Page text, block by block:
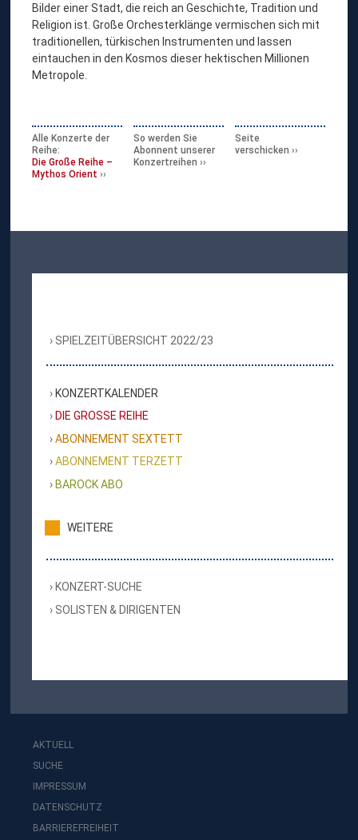
Bilder einer Stadt, die reich an Geschichte, Tradition und
Religion ist. Große Orchesterklänge vermischen sich mit
traditionellen, türkischen Instrumenten und lassen
eintauchen in den Kosmos dieser hektischen Millionen
Metropole.
Alle Konzerte der
Reihe:
Die Große Reihe –
Mythos Orient
So werden Sie
Abonnent unserer
Konzertreihen
Seite
verschicken
SPIELZEITÜBERSICHT 2022/23
KONZERTKALENDER
DIE GROSSE REIHE
ABONNEMENT SEXTETT
ABONNEMENT TERZETT
BAROCK ABO
WEITERE
KONZERT-SUCHE
SOLISTEN & DIRIGENTEN
AKTUELL
SUCHE
IMPRESSUM
DATENSCHUTZ
BARRIEREFREIHEIT